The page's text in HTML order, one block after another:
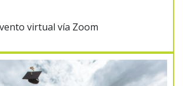
virtual vía Zoom